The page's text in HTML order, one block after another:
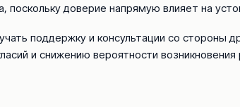
доверие напрямую влияет на
поддержку и консультации со стороны
и снижению вероятности